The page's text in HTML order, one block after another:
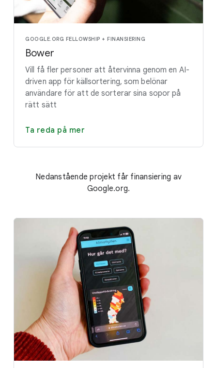
GOOGLE.ORG FELLOWSHIP + FINANSIERING
Bower
Vill få fler personer att återvinna genom en AI-
driven app för källsortering, som belönar
användare för att de sorterar sina sopor på
rätt sätt
Ta reda på mer
Nedanstående projekt får finansiering av
Google.org.